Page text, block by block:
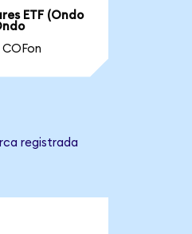
ETF (Ondo
registrada